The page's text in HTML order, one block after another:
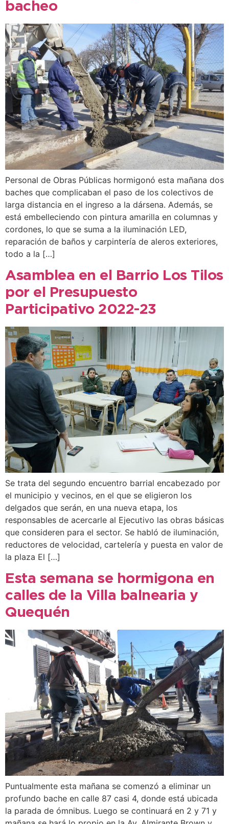
bacheo
Personal de Obras Públicas hormigonó esta mañana dos
baches que complicaban el paso de los colectivos de
larga distancia en el ingreso a la dársena. Además, se
está embelleciendo con pintura amarilla en columnas y
cordones, lo que se suma a la iluminación LED,
reparación de baños y carpintería de aleros exteriores,
todo a la […]
Asamblea en el Barrio Los Tilos
por el Presupuesto
Participativo 2022-23
Se trata del segundo encuentro barrial encabezado por
el municipio y vecinos, en el que se eligieron los
delgados que serán, en una nueva etapa, los
responsables de acercarle al Ejecutivo las obras básicas
que consideren para el sector. Se habló de iluminación,
reductores de velocidad, cartelería y puesta en valor de
la plaza El […]
Esta semana se hormigona en
calles de la Villa balnearia y
Quequén
Puntualmente esta mañana se comenzó a eliminar un
profundo bache en calle 87 casi 4, donde está ubicada
la parada de ómnibus. Luego se continuará en 2 y 71 y